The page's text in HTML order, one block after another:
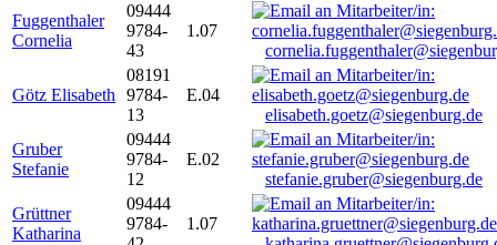
Fuggenthaler
Cornelia
09444
9784-
43
1.07
Götz Elisabeth
08191
9784-
13
E.04
elisabeth.goetz@siegenburg.de
Gruber
Stefanie
09444
9784-
12
E.02
stefanie.gruber@siegenburg.de
Grüttner
Katharina
09444
9784-
1.07